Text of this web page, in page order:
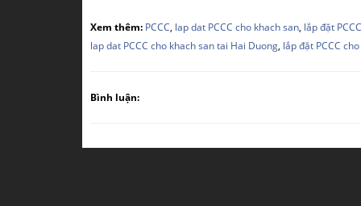
Xem thêm: PCCC, lap dat PCCC cho khach san, lắp đặt
lap dat PCCC cho khach san tai Hai Duong, lắp đặt PCCC
Bình luận: